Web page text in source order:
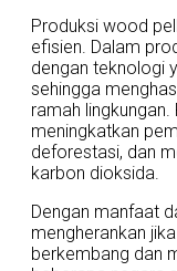
Produksi wood
efisien. Dalam
dengan teknologi
sehingga
ramah
meningkatkan
deforestasi, dan
karbon dioksida.
Dengan manfaat
mengherankan
berkembang dan